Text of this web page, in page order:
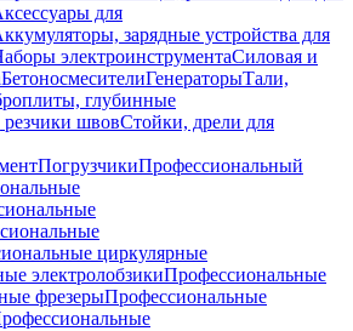
для
зарядные устройства для
электроинструментаСиловая и
БетоносмесителиГенераторыТали,
глубинные
резчики швовСтойки, дрели для
ПогрузчикиПрофессиональный
циркулярные
электролобзикиПрофессиональные
фрезерыПрофессиональные